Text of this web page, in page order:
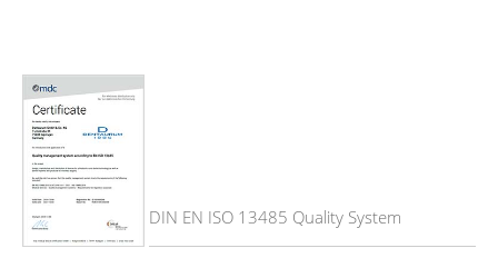
DIN EN ISO 13485 Quality System